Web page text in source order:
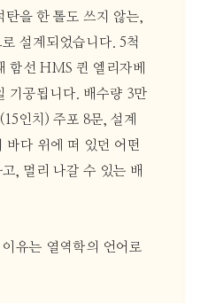
탄을 한 톨도 쓰지 않는,
설계되었습니다. 5척
함선 HMS 퀸 엘리자베
기공됩니다. 배수량 3만
인치) 주포 8문, 설계
바다 위에 떠 있던 어떤
, 멀리 나갈 수 있는 배
유는 열역학의 언어로